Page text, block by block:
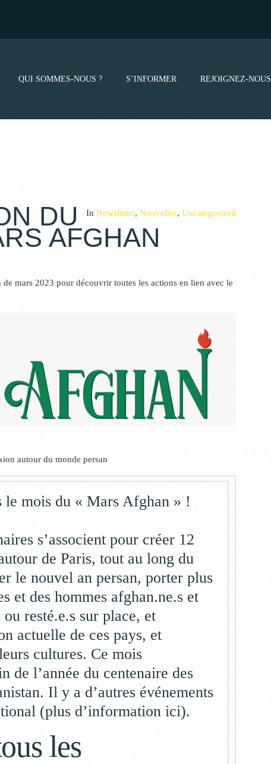
QUI SOMMES-NOUS ? S’INFORMER REJOIGNEZ-NOUS
In Newsletter, Nouvelles, Uncategorized
DU
AFGHAN
mars 2023 pour découvrir toutes les actions en lien avec le
autour du monde persan
le mois du « Mars Afghan » !
s’associent pour créer 12
de Paris, tout au long du
le nouvel an persan, porter plus
et des hommes afghan.ne.s et
resté.e.s sur place, et
actuelle de ces pays, et
cultures. Ce mois
de l’année du centenaire des
Il y a d’autres événements
(plus d’information ici).
les